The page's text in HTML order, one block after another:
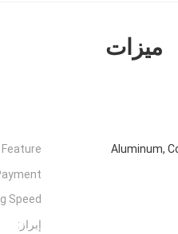
ميزات
Aluminum,
Speed:
إبراز: